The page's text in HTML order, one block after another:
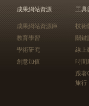
成果網站資源
成果網站資源庫
教育學習
學術研究
創意加值
工具
技術
關鍵
線上
時間
跟
旅行